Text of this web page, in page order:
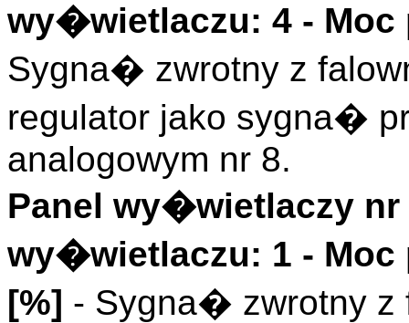
wy�wietlaczu: 4 - Moc
Sygna� zwrotny z
regulator jako sygna�
analogowym nr 8.
Panel wy�wietlaczy nr
wy�wietlaczu: 1 -
[%] - Sygna� zwrotny z